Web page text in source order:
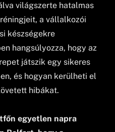
világszerte hatalmas
a vállalkozói
készségekre
hangsúlyozza, hogy az
játszik egy sikeres
és hogyan kerülheti el
hibákat.
egyetlen napra